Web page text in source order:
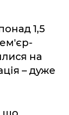
1,5
на
– дуже